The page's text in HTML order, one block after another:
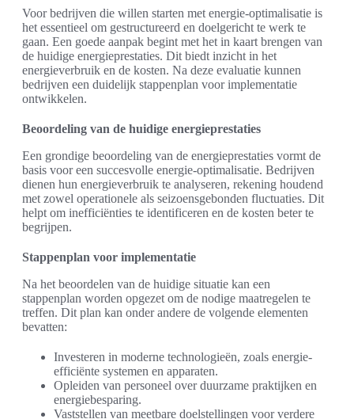
Voor bedrijven die willen starten met energie-optimalisatie is
het essentieel om gestructureerd en doelgericht te werk te
gaan. Een goede aanpak begint met het in kaart brengen van
de huidige energieprestaties. Dit biedt inzicht in het
energieverbruik en de kosten. Na deze evaluatie kunnen
bedrijven een duidelijk stappenplan voor implementatie
ontwikkelen.
Beoordeling van de huidige energieprestaties
Een grondige beoordeling van de energieprestaties vormt de
basis voor een succesvolle energie-optimalisatie. Bedrijven
dienen hun energieverbruik te analyseren, rekening houdend
met zowel operationele als seizoensgebonden fluctuaties. Dit
helpt om inefficiënties te identificeren en de kosten beter te
begrijpen.
Stappenplan voor implementatie
Na het beoordelen van de huidige situatie kan een
stappenplan worden opgezet om de nodige maatregelen te
treffen. Dit plan kan onder andere de volgende elementen
bevatten:
Investeren in moderne technologieën, zoals energie-
efficiënte systemen en apparaten.
Opleiden van personeel over duurzame praktijken en
energiebesparing.
Vaststellen van meetbare doelstellingen voor verdere